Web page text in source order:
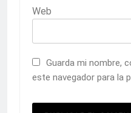
Web
Guarda mi nombre,
este navegador para la